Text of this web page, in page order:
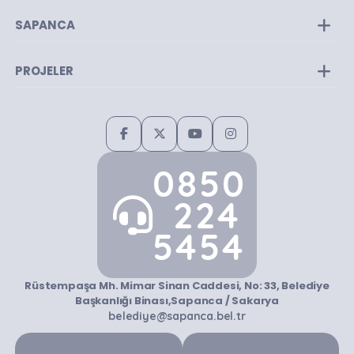
SAPANCA
PROJELER
0850
224
5454
Rüstempaşa Mh. Mimar Sinan Caddesi, No: 33, Belediye
Başkanlığı Binası,Sapanca / Sakarya
belediye@sapanca.bel.tr